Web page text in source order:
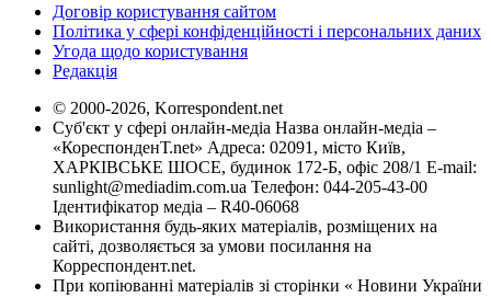
Договір користування сайтом
Політика у сфері конфіденційності і персональних даних
Угода щодо користування
Редакція
© 2000-2026, Korrespondent.net
Суб'єкт у сфері онлайн-медіа Назва онлайн-медіа –
«КореспонденТ.net» Адреса: 02091, місто Київ,
ХАРКІВСЬКЕ ШОСЕ, будинок 172-Б, офіс 208/1 E-mail:
sunlight@mediadim.com.ua Телефон: 044-205-43-00
Ідентифікатор медіа – R40-06068
Використання будь-яких матеріалів, розміщених на
сайті, дозволяється за умови посилання на
Корреспондент.net.
При копіюванні матеріалів зі сторінки « Новини України